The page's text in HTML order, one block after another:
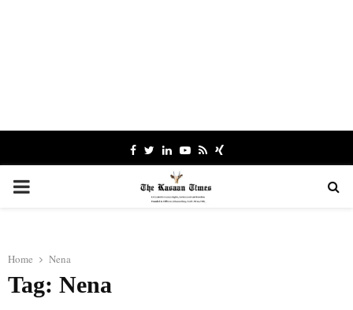
Facebook
TwitterLinkedinYoutube
RssXing
PRIMARY
Home Nena
Tag: Nena